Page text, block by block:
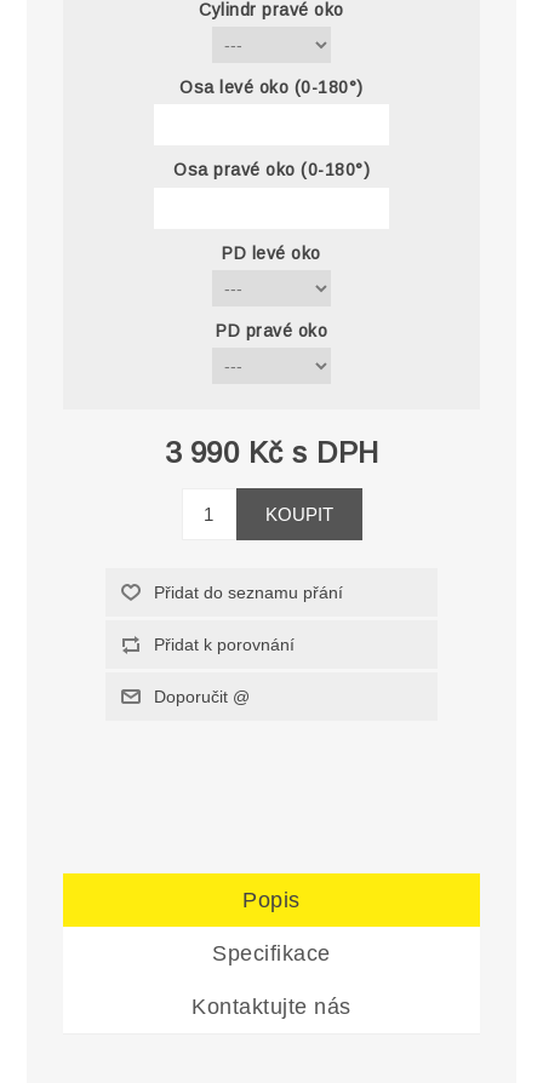
Cylindr pravé oko
Osa levé oko (0-180°)
Osa pravé oko (0-180°)
PD levé oko
PD pravé oko
3 990 Kč s DPH
Popis
Specifikace
Kontaktujte nás